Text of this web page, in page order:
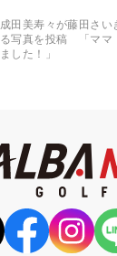
成田美寿々が藤田さい
る写真を投稿 「ママ
ました！」